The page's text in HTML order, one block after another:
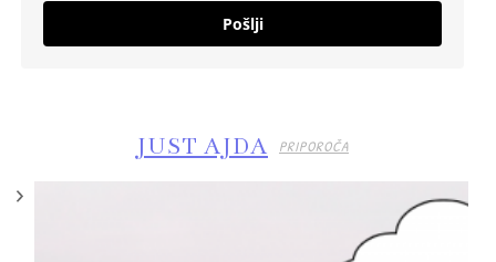
Pošlji
JUST AJDA PRIPOROČA